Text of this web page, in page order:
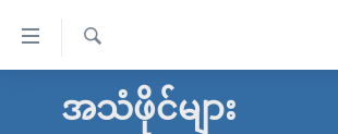
လွယ်ကူ
မူလစာမျက်နှာ
ရ
အသံဖိုင်များ